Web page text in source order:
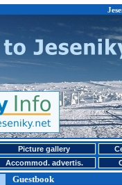
Picture gallery
Accommod. advertis.
Guestbook